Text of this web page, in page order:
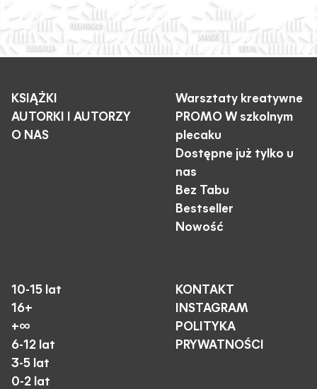
KSIĄŻKI
AUTORKI I AUTORZY
O NAS
Warsztaty kreatywne
PROMO W szkolnym
plecaku
Dostępne już tylko u
nas
Bez Tabu
Bestseller
Nowość
10-15 lat
16+
+∞
6-12 lat
3-5 lat
0-2 lat
KONTAKT
INSTAGRAM
POLITYKA
PRYWATNOŚCI